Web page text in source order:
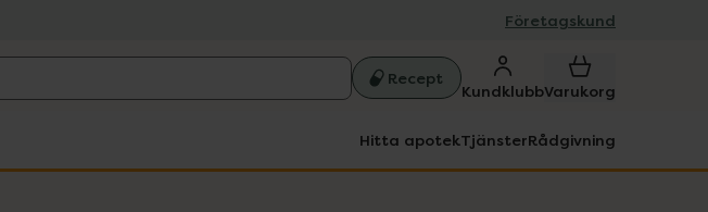
Företagskund
Recept
KundklubbVarukorg
Hitta apotekTjänsterRådgivning